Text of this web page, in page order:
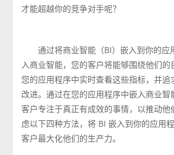
才能超越你的竞争对手呢？
通过将商业智能（BI）嵌入到你的应
入商业智能，您的客户将能够围绕他们的
您的应用程序中实时查看这些指标，并追
改进。通过在您的应用程序中嵌入商业智
客户专注于真正有成效的事情，以推动他
虑以下四种方法，将 BI 嵌入到你的应用
客户最大化他们的生产力。